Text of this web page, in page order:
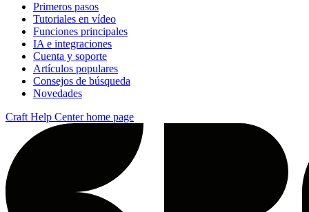
Primeros pasos
Tutoriales en vídeo
Funciones principales
IA e integraciones
Cuenta y soporte
Artículos populares
Consejos de búsqueda
Novedades
Craft Help Centerhome page